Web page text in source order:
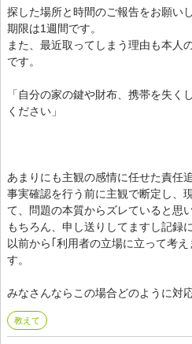
探した場所と時間のご報告をお願いし
期限は1週間です。
また、最近取ってしまう理由も本人
です。
「自分の家の鍵や財布、携帯を失く
ください」
あまりにも主観の感情に任せた責任
事実確認を行う前に主観で断定し、
て、問題の本質からズレていると思い
もちろん、申し送りしてますし記録
以前から｢利用者の立場に立って考
す。
みなさんならこの場合どのように対
教えて